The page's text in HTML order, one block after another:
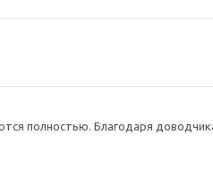
полностью. Благодаря